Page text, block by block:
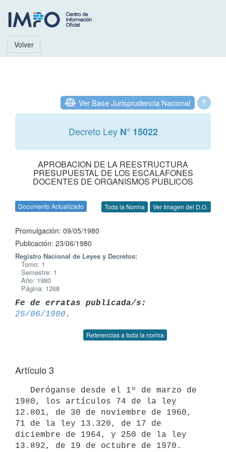
Volver
?
Ver Base Jurisprudencia Nacional
Decreto Ley N° 15022
APROBACION DE LA REESTRUCTURA
PRESUPUESTAL DE LOS ESCALAFONES
DOCENTES DE ORGANISMOS PUBLICOS
Documento Actualizado Toda la Norma Ver Imagen del D.O.
Promulgación: 09/05/1980
Publicación: 23/06/1980
Registro Nacional de Leyes y Decretos:
Tomo: 1
Semestre: 1
Año: 1980
Página: 1268
Fe de erratas publicada/s:
25/06/1980
Referencias a toda la norma
Artículo 3
1980, los artículos 74 de la ley
12.801, de 30 de noviembre de 1960,
71 de la ley 13.320, de 17 de
diciembre de 1964, y 250 de la ley